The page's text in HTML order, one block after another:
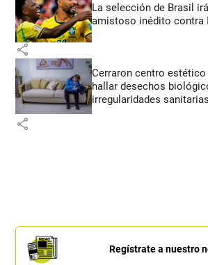
La selección de Brasil
amistoso inédito contra
share
Cerraron centro
hallar desechos
irregularidades sanitarias
share
Regístrate a nuestro